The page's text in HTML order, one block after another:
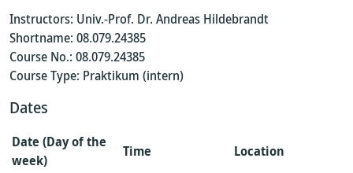
Instructors: Univ.-Prof. Dr. Andreas Hildebrandt
Shortname: 08.079.24385
Course No.: 08.079.24385
Course Type: Praktikum (intern)
Dates
Date (Day of the
week)
Time Location